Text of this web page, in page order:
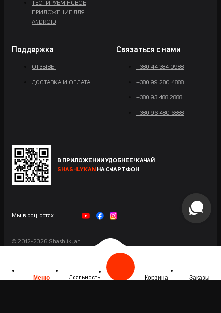
ТЕСТИРУЕМ НОВОЕ
ПРИЛОЖЕНИЕ ДЛЯ
ANDROID
Поддержка
ОТЗЫВЫ
ДОСТАВКА И ОПЛАТА
Связаться с нами
+380 44 384 0988
+380 99 280 4888
+380 93 488 2888
+380 96 480 6888
В ПРИЛОЖЕНИИ УДОБНЕЕ! КАЧАЙ
SHASHLYKAN НА СМАРТФОН
© 2012-2026 Shashlikyan
Мы в соц. сетях:
Меню Лояльность Корзина Заказы